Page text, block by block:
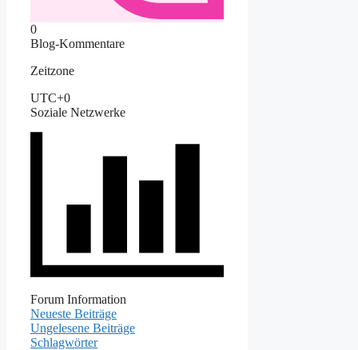
0
Blog-Kommentare
Zeitzone
UTC+0
Soziale Netzwerke
Forum Information
Neueste Beiträge
Ungelesene Beiträge
Schlagwörter